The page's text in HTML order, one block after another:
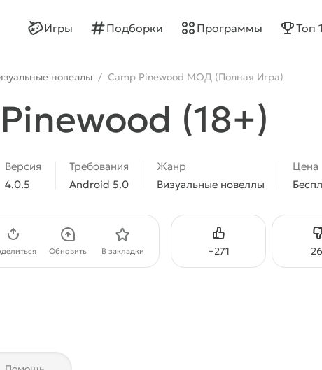
Игры Подборки Программы Топ
новеллы / Camp Pinewood МОД (Полная Игра)
(18+)
Версия
4.0.5
Требования
Android 5.0
Жанр
Визуальные новеллы
Цена
+271
Нравится
Обновить В закладки